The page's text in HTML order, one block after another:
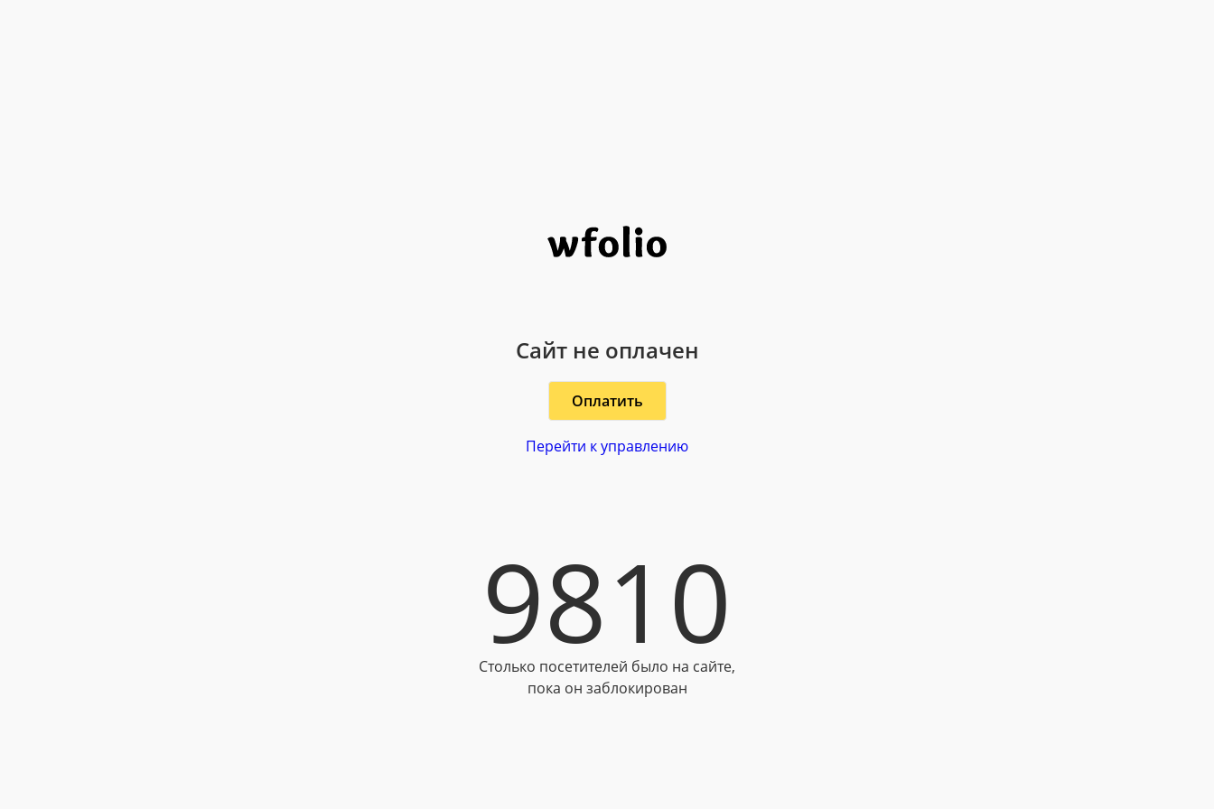
Сайт не оплачен
Оплатить
Перейти к управлению
9810
Столько посетителей было на сайте,
пока он заблокирован